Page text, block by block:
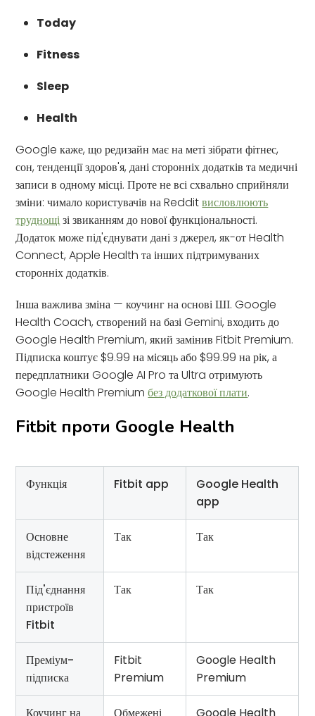
Today
Fitness
Sleep
Health
Google каже, що редизайн має на меті зібрати фітнес,
сон, тенденції здоров'я, дані сторонніх додатків та медичні
записи в одному місці. Проте не всі схвально сприйняли
зміни: чимало користувачів на Redditвисловлюють
труднощізі звиканням до нової функціональності.
Додаток може під'єднувати дані з джерел, як-от Health
Connect, Apple Health та інших підтримуваних
сторонніх додатків.
Інша важлива зміна — коучинг на основі ШІ. Google
Health Coach, створений на базі Gemini, входить до
Google Health Premium, який замінив Fitbit Premium.
Підписка коштує $9.99 на місяць або $99.99 на рік, а
передплатники Google AI Pro та Ultra отримують
Google Health Premiumбез додаткової плати.
Fitbit проти Google Health
Функція Fitbit app
Google Health
app
Основне
відстеження
Так Так
Під'єднання
пристроїв
Fitbit
Так Так
Преміум-
підписка
Fitbit
Premium
Google Health
Premium
Коучинг на Обмежені Google Health